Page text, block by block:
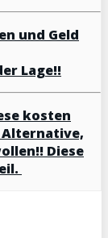
und Geld
Lage!!
kosten
Alternative,
Diese